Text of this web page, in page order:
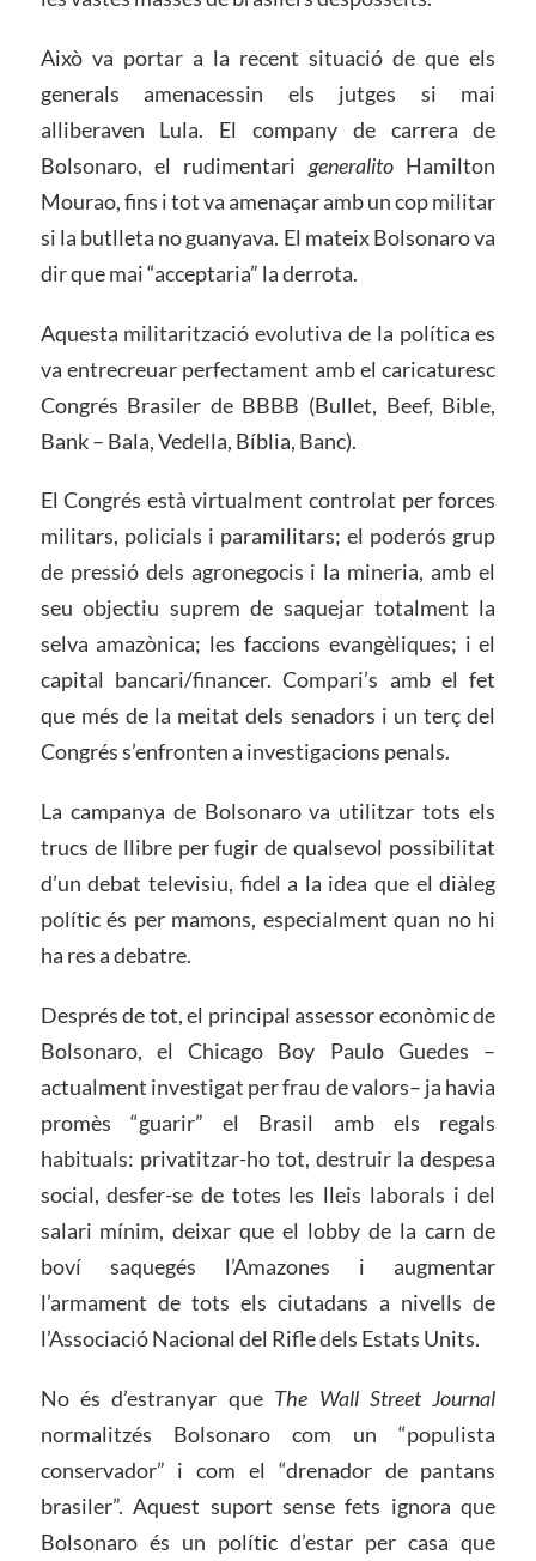
Això va portar a la recent situació de que els
generals amenacessin els jutges si mai
alliberaven Lula. El company de carrera de
Bolsonaro, el rudimentari generalitoHamilton
Mourao, fins i tot va amenaçar amb un cop militar
si la butlleta no guanyava. El mateix Bolsonaro va
dir que mai “acceptaria” la derrota.
Aquesta militarització evolutiva de la política es
va entrecreuar perfectament amb el caricaturesc
Congrés Brasiler de BBBB (Bullet, Beef, Bible,
Bank – Bala, Vedella, Bíblia, Banc).
El Congrés està virtualment controlat per forces
militars, policials i paramilitars; el poderós grup
de pressió dels agronegocis i la mineria, amb el
seu objectiu suprem de saquejar totalment la
selva amazònica; les faccions evangèliques; i el
capital bancari/financer. Compari’s amb el fet
que més de la meitat dels senadors i un terç del
Congrés s’enfronten a investigacions penals.
La campanya de Bolsonaro va utilitzar tots els
trucs de llibre per fugir de qualsevol possibilitat
d’un debat televisiu, fidel a la idea que el diàleg
polític és per mamons, especialment quan no hi
ha res a debatre.
Després de tot, el principal assessor econòmic de
Bolsonaro, el Chicago Boy Paulo Guedes –
actualment investigat per frau de valors– ja havia
promès “guarir” el Brasil amb els regals
habituals: privatitzar-ho tot, destruir la despesa
social, desfer-se de totes les lleis laborals i del
salari mínim, deixar que el lobby de la carn de
boví saquegés l’Amazones i augmentar
l’armament de tots els ciutadans a nivells de
l’Associació Nacional del Rifle dels Estats Units.
No és d’estranyar que The Wall Street Journal
normalitzés Bolsonaro com un “populista
conservador” i com el “drenador de pantans
brasiler”. Aquest suport sense fets ignora que
Bolsonaro és un polític d’estar per casa que